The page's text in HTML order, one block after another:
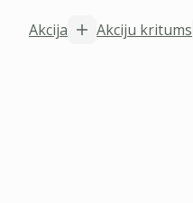
Akcija
Akciju kritums